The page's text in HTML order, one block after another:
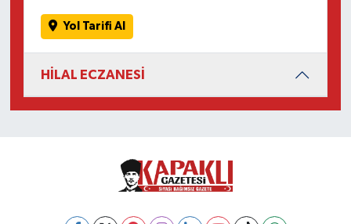
Yol Tarifi Al
HİLAL ECZANESİ